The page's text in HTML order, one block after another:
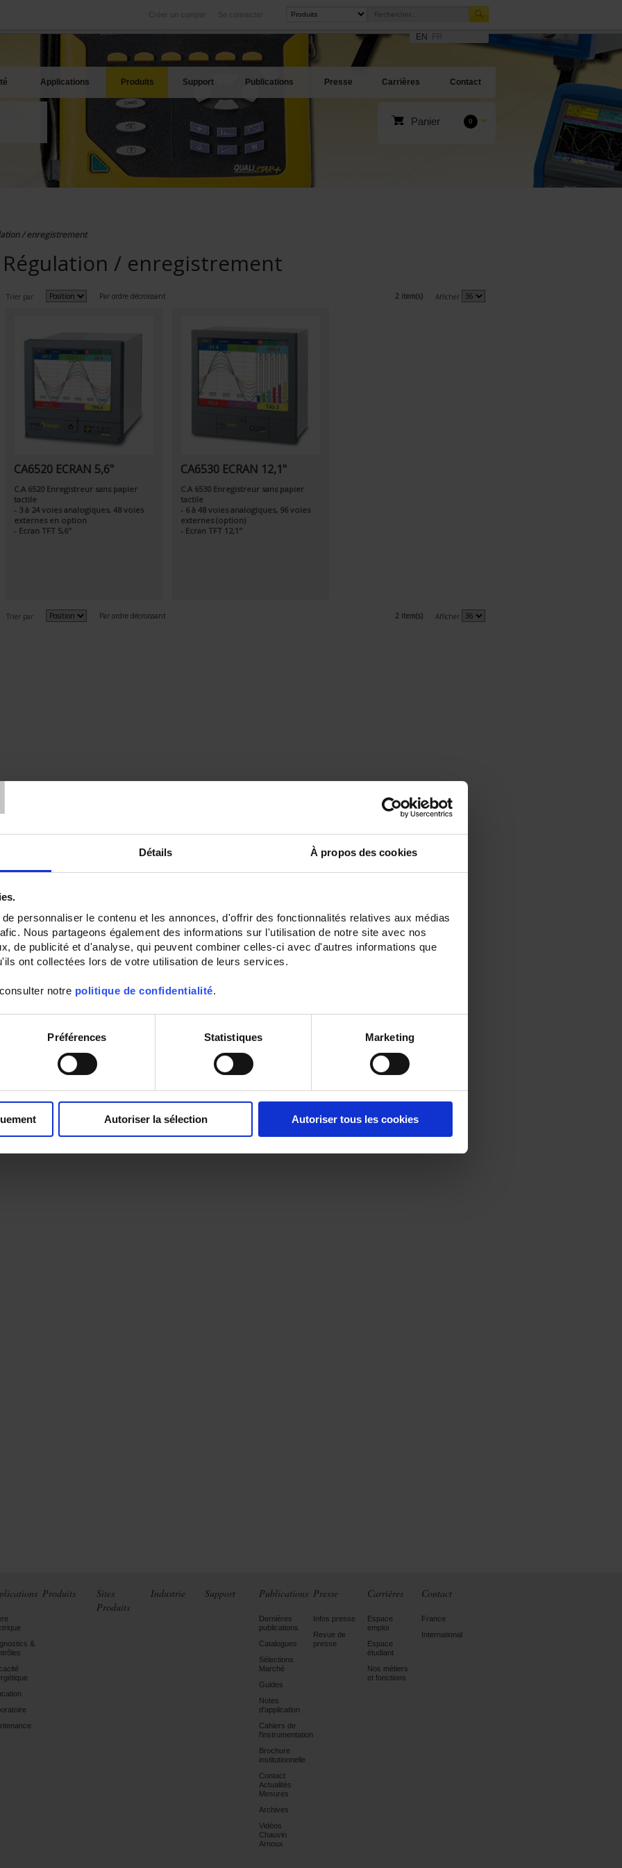
Détails À propos des cookies
personnaliser le contenu et les annonces, d'offrir des fonctionnalités relatives aux médias
Nous partageons également des informations sur l'utilisation de notre site avec nos
de publicité et d'analyse, qui peuvent combiner celles-ci avec d'autres informations que
ont collectées lors de votre utilisation de leurs services.
notre politique de confidentialité.
Préférences Statistiques Marketing
Autoriser la sélection Autoriser tous les cookies
Se connecter
Créer un compte
International
Nos filiales à l'étranger
Nos meilleures offres
EN
Applications Produits Support Publications Presse Carrières Contact
Panier 0
/ enregistrement
Régulation / enregistrement
Trier par Par ordre décroissant 2 item(s) Afficher
CA6520 ECRAN 5,6"
C.A 6520 Enregistreur sans papier
tactile
- 3 à 24 voies analogiques, 48 voies
externes en option
- Ecran TFT 5,6"
CA6530 ECRAN 12,1"
C.A 6530 Enregistreur sans papier
tactile
- 6 à 48 voies analogiques, 96 voies
externes (option)
- Ecran TFT 12,1"
Trier par Par ordre décroissant 2 item(s) Afficher
&
Produits
Sites
Produits
Industrie Support Publications
Dernières
publications
Catalogues
Sélections
Marché
Guides
Notes
d'application
Cahiers de
l'instrumentation
Brochure
institutionnelle
Contact
Actualités
Mesures
Archives
Vidéos
Chauvin
Arnoux
Presse
Infos presse
Revue de
presse
Carrières
Espace
emploi
Espace
étudiant
Nos métiers
et fonctions
Contact
France
International